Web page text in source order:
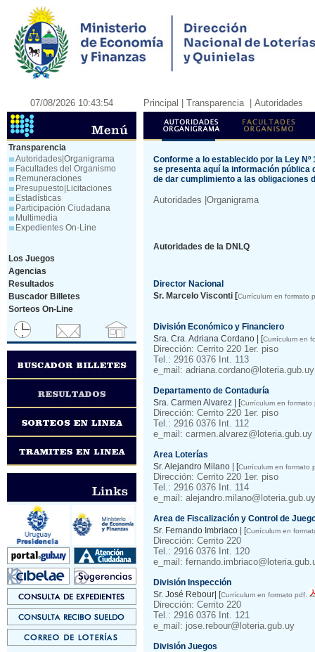
07/08/2026 10:43:54 Principal | Transparencia | Autoridades
Transparencia
Autoridades|Organigrama
Facultades del Organismo
Remuneraciones
Presupuesto|Licitaciones
Estadísticas
Participación Ciudadana
Multimedia
Expedientes On-Line
Los Juegos
Agencias
Resultados
Buscador Billetes
Sorteos On-Line
Conforme a lo establecido por la Ley Nº
se presenta aquí la información pública
de dar cumplimiento a las obligaciones
Autoridades |Organigrama
Autoridades de la DNLQ
Director Nacional
Sr. Marcelo Visconti [Currículum en formato
División Económico y Financiero
Sra. Cra. Adriana Cordano | [Currículum en
Dirección: Cerrito 220 1er. piso
Tel.: 2916 0376 Int. 113
e_mail: adriana.cordano@loteria.gub.uy
Departamento de Contaduría
Sra. Carmen Alvarez | [Currículum en formato
Dirección: Cerrito 220 1er. piso
Tel.: 2916 0376 Int. 112
e_mail: carmen.alvarez@loteria.gub.uy
Area Loterías
Sr. Alejandro Milano | [Currículum en formato
Dirección: Cerrito 220 1er. piso
Tel.: 2916 0376 Int. 114
e_mail: alejandro.milano@loteria.gub.uy
Area de Fiscalización y Control de
Sr. Fernando Imbriaco | [Currículum en
Dirección: Cerrito 220
Tel.: 2916 0376 Int. 120
e_mail:
División Inspección
Sr. José Rebour| [Currículum en formato pdf.
Dirección: Cerrito 220
Tel.: 2916 0376 Int. 121
e_mail: jose.rebour@loteria.gub.uy
División Juegos